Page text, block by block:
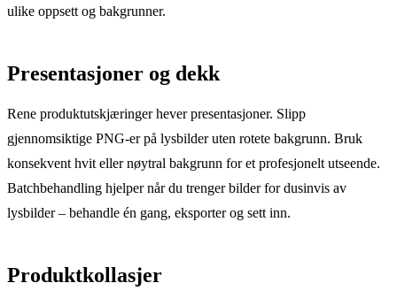
ulike oppsett og bakgrunner.
Presentasjoner og dekk
Rene produktutskjæringer hever presentasjoner. Slipp
gjennomsiktige PNG-er på lysbilder uten rotete bakgrunn. Bruk
konsekvent hvit eller nøytral bakgrunn for et profesjonelt utseende.
Batchbehandling hjelper når du trenger bilder for dusinvis av
lysbilder – behandle én gang, eksporter og sett inn.
Produktkollasjer